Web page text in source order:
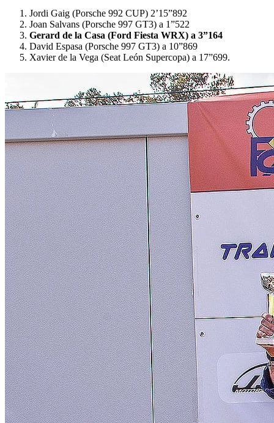
Jordi Gaig (Porsche 992 CUP) 2’15”892
Joan Salvans (Porsche 997 GT3) a 1”522
Gerard de la Casa (Ford Fiesta WRX) a 3”164
David Espasa (Porsche 997 GT3) a 10”869
Xavier de la Vega (Seat León Supercopa) a 17”699.